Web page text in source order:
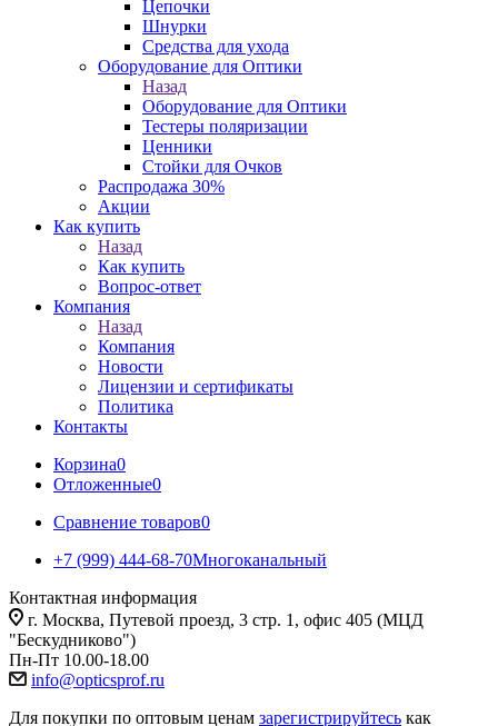
Цепочки
Шнурки
Средства для ухода
Оборудование для Оптики
Назад
Оборудование для Оптики
Тестеры поляризации
Ценники
Стойки для Очков
Распродажа 30%
Акции
Как купить
Назад
Как купить
Вопрос-ответ
Компания
Назад
Компания
Новости
Лицензии и сертификаты
Политика
Контакты
Корзина0
Отложенные0
Сравнение товаров0
+7 (999) 444-68-70Многоканальный
Контактная информация
г. Москва, Путевой проезд, 3 стр. 1, офис 405 (МЦД
"Бескудниково")
Пн-Пт 10.00-18.00
info@opticsprof.ru
Для покупки по оптовым ценам зарегистрируйтесь как